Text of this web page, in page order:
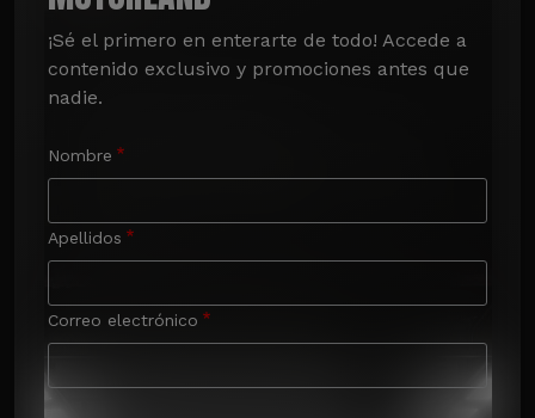
¡Sé el primero en enterarte de todo! Accede a
contenido exclusivo y promociones antes que
nadie.
Nombre
Apellidos
Correo electrónico